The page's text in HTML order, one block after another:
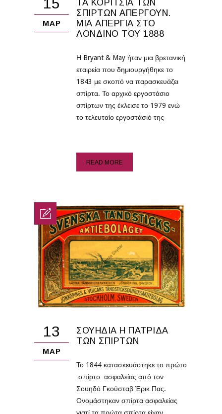
ΜΑΡ
ΤΑ ΚΟΡΊΤΣΙΑ ΤΩΝ
ΣΠΊΡΤΩΝ ΑΠΕΡΓΟΎΝ.
ΜΙΑ ΑΠΕΡΓΊΑ ΣΤΟ
ΛΟΝΔΊΝΟ ΤΟΥ 1888
Η Bryant & May ήταν μια βρετανική
εταιρεία που δημιουργήθηκε το
1843 με σκοπό να παρασκευάζει
σπίρτα. Το αρχικό εργοστάσιο
σπίρτων της έκλεισε το 1979 ενώ
το τελευταίο εργοστάσιό της
READ MORE
13
ΜΑΡ
ΣΟΥΗΔΊΑ Η ΠΑΤΡΊΔΑ
ΤΩΝ ΣΠΊΡΤΩΝ
Το 1844 κατασκευάστηκε το πρώτο
σπίρτο ασφαλείας από τον
Σουηδό Γκούσταβ Έρικ Πας.
Ονομάστηκαν σπίρτα ασφαλείας